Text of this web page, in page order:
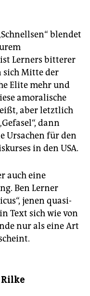
blendet
Lerners bitterer
sich Mitte der
Elite mehr und
amoralische
aber letztlich
dann
Ursachen für den
in den USA.
auch eine
Ben Lerner
jenen quasi­
Text sich wie von
nur als eine Art